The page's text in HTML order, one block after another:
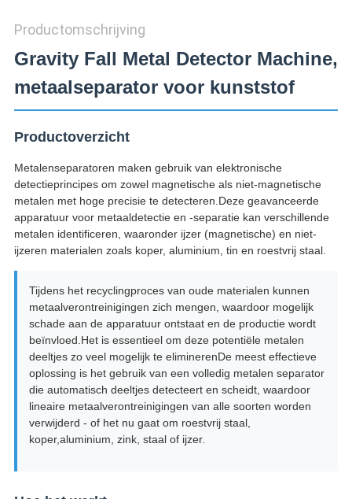
Productomschrijving
Gravity Fall Metal Detector Machine,
metaalseparator voor kunststof
Productoverzicht
Metalenseparatoren maken gebruik van elektronische
detectieprincipes om zowel magnetische als niet-magnetische
metalen met hoge precisie te detecteren.Deze geavanceerde
apparatuur voor metaaldetectie en -separatie kan verschillende
metalen identificeren, waaronder ijzer (magnetische) en niet-
ijzeren materialen zoals koper, aluminium, tin en roestvrij staal.
Tijdens het recyclingproces van oude materialen kunnen
metaalverontreinigingen zich mengen, waardoor mogelijk
schade aan de apparatuur ontstaat en de productie wordt
beïnvloed.Het is essentieel om deze potentiële metalen
deeltjes zo veel mogelijk te eliminerenDe meest effectieve
oplossing is het gebruik van een volledig metalen separator
die automatisch deeltjes detecteert en scheidt, waardoor
lineaire metaalverontreinigingen van alle soorten worden
verwijderd - of het nu gaat om roestvrij staal,
koper,aluminium, zink, staal of ijzer.